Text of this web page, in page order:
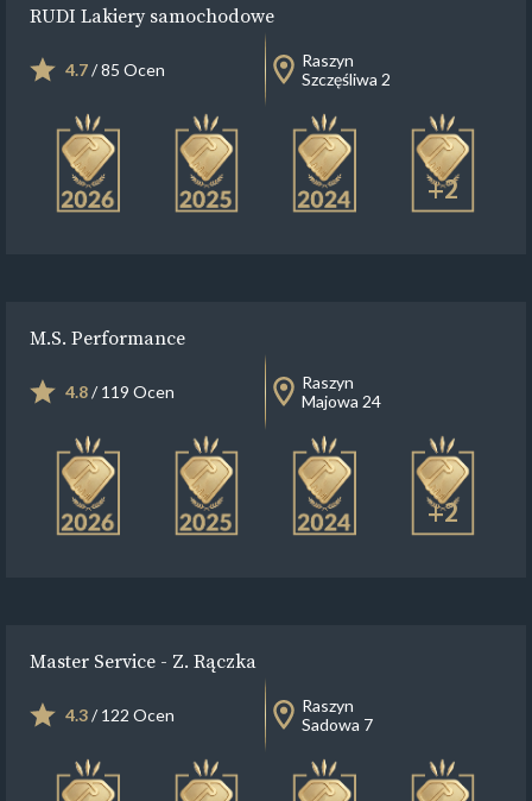
RUDI Lakiery samochodowe
4.7/ 85 Ocen
Raszyn
Szczęśliwa 2
+2
M.S. Performance
4.8/ 119 Ocen
Raszyn
Majowa 24
+2
Master Service - Z. Rączka
4.3/ 122 Ocen
Raszyn
Sadowa 7